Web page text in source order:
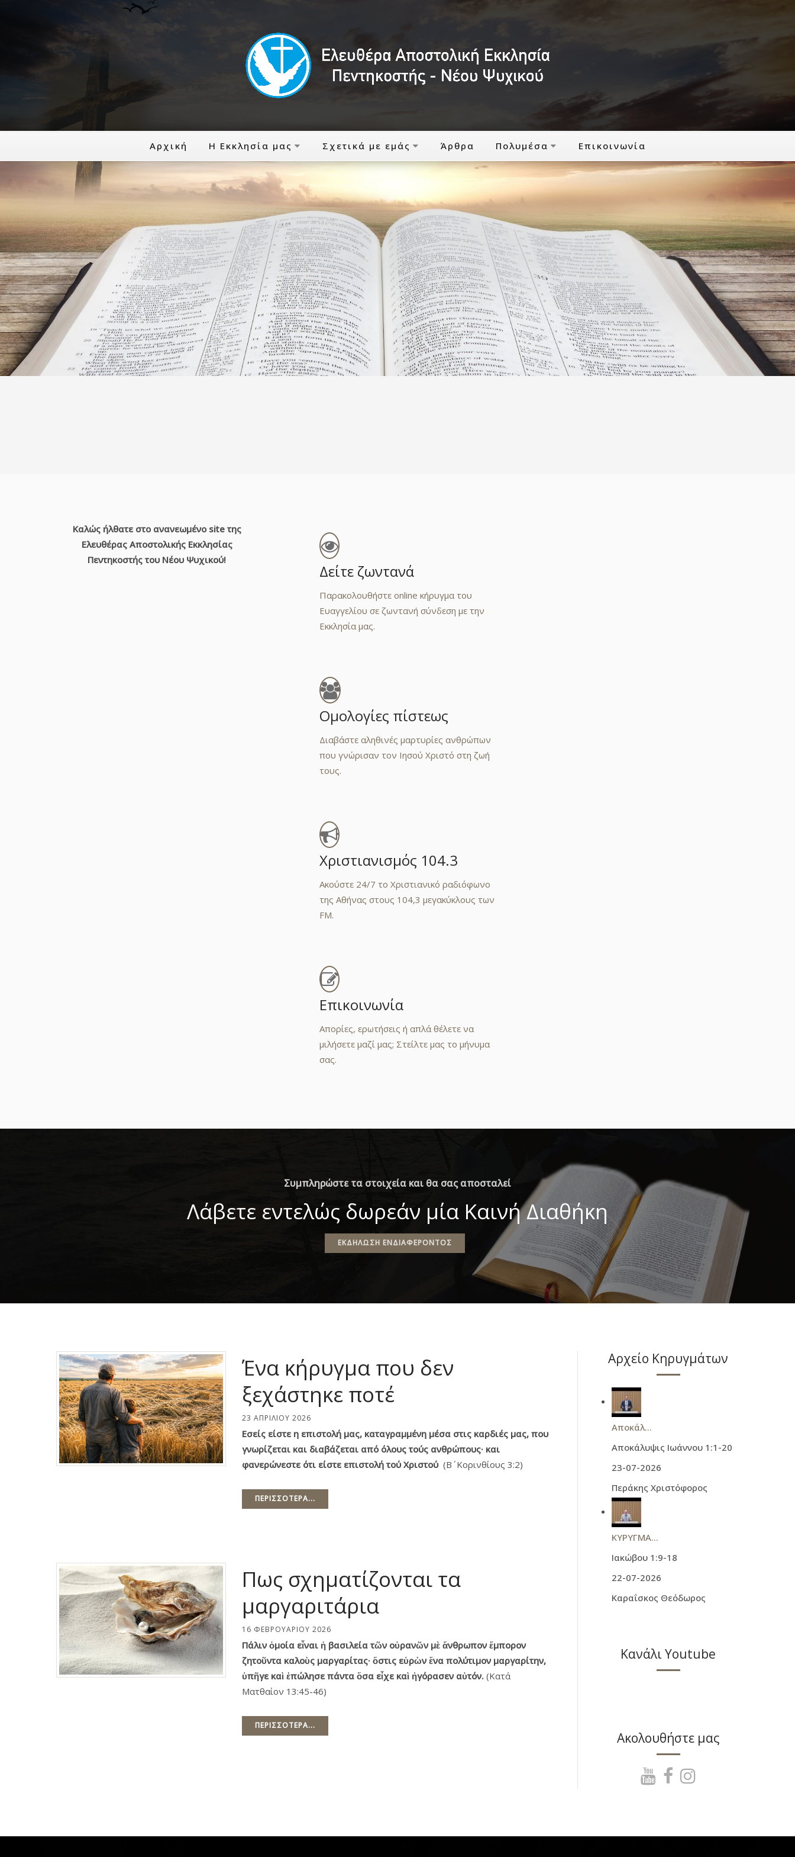
Αρχική Η Εκκλησία μας Σχετικά με εμάς Άρθρα Πολυμέσα Επικοινωνία
Ελευθέρα Αποστολική Εκκλησία Πεντηκοστής
Έλθετε προς με, πάντες οι κοπιώντες και πεφορτισμένοι, και εγώ θέλω σας αναπαύσει.
Καλώς ήλθατε στο ανανεωμένο siteτης
Ελευθέρας Αποστολικής Εκκλησίας
Πεντηκοστήςτου Νέου Ψυχικού!
Δείτε ζωντανά
Παρακολουθήστε online κήρυγμα του
Ευαγγελίου σε ζωντανή σύνδεση με την
Eκκλησία μας.
Ομολογίες πίστεως
Διαβάστε αληθινές μαρτυρίες ανθρώπων
που γνώρισαν τον Ιησού Χριστό στη ζωή
τους.
Χριστιανισμός 104.3
Ακούστε 24/7 το Χριστιανικό ραδιόφωνο
της Αθήνας στους 104,3 μεγακύκλους των
FM.
Επικοινωνία
Απορίες, ερωτήσεις ή απλά θέλετε να
μιλήσετε μαζί μας; Στείλτε μας το μήνυμα
σας.
Συμπληρώστε τα στοιχεία και θα σας αποσταλεί
Λάβετε εντελώς δωρεάν μία Καινή Διαθήκη
ΕΚΔΉΛΩΣΗ ΕΝΔΙΑΦΈΡΟΝΤΟΣ
Αρχείο Κηρυγμάτων
Αποκάλ...
Αποκάλυψις Ιωάννου 1:1-20
23-07-2026
Περάκης Χριστόφορος
ΚΥΡΥΓΜΑ...
Ιακώβου 1:9-18
22-07-2026
Καραΐσκος Θεόδωρος
Κανάλι Youtube
Ακολουθήστε μας
Ένα κήρυγμα που δεν
ξεχάστηκε ποτέ
23 ΑΠΡΙΛΊΟΥ 2026
Eσείς είστε η επιστολή μας, καταγραμμένη μέσα στις καρδιές μας, που
γνωρίζεται και διαβάζεται από όλους τούς ανθρώπους· και
φανερώνεστε ότι είστε επιστολή τού Xριστού (Β΄ Κορινθίους 3:2)
ΠΕΡΙΣΣΌΤΕΡΑ...
Πως σχηματίζονται τα
μαργαριτάρια
16 ΦΕΒΡΟΥΑΡΊΟΥ 2026
Πάλιν ὁμοία εἶναι ἡ βασιλεία τῶν οὐρανῶν μὲ ἄνθρωπον ἔμπορον
ζητοῦντα καλοὺς μαργαρίτας· ὅστις εὑρὼν ἕνα πολύτιμον μαργαρίτην,
ὑπῆγε καὶ ἐπώλησε πάντα ὅσα εἶχε καὶ ἠγόρασεν αὐτόν. (Κατά
Ματθαίον 13:45-46)
ΠΕΡΙΣΣΌΤΕΡΑ...